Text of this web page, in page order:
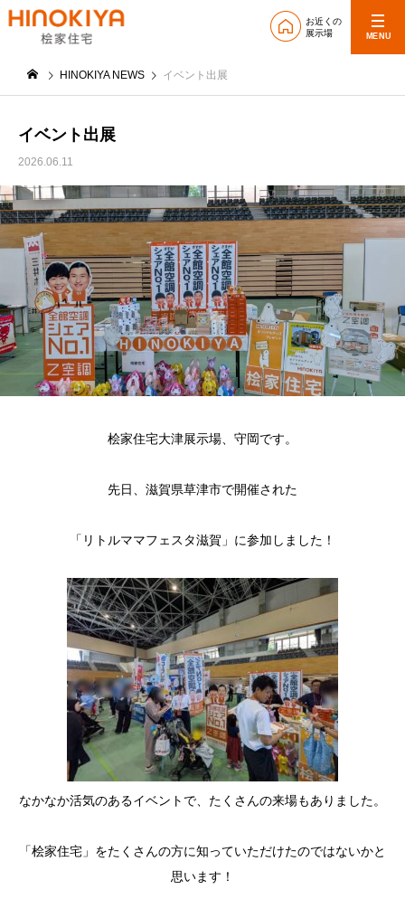
お近くの
展示場
MENU
HINOKIYA NEWS イベント出展
イベント出展
2026.06.11
桧家住宅大津展示場、守岡です。
先日、滋賀県草津市で開催された
「リトルママフェスタ滋賀」に参加しました！
なかなか活気のあるイベントで、たくさんの来場もありました。
「桧家住宅」をたくさんの方に知っていただけたのではないかと
思います！